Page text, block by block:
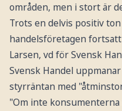
områden, men i stort är
Trots en delvis positiv
handelsföretagen
Larsen, vd för Svensk
Svensk Handel
styrräntan med
"Om inte